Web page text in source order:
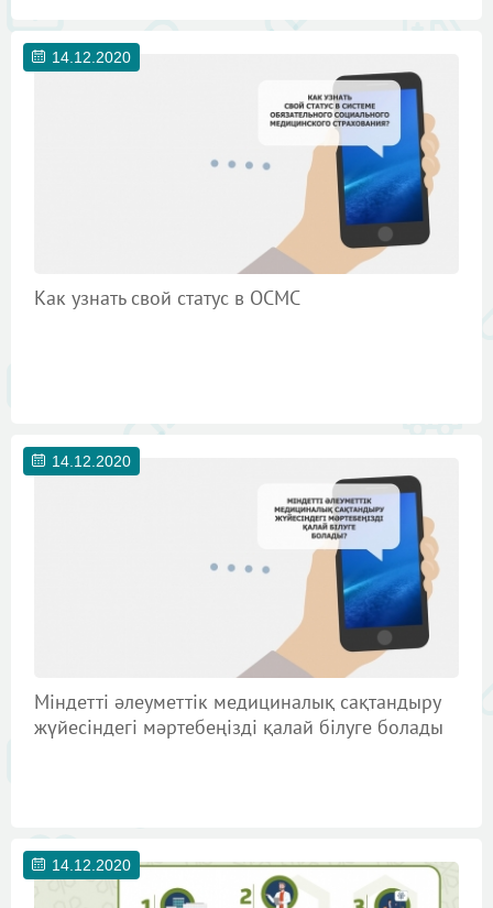
14.12.2020
Как узнать свой статус в ОСМС
14.12.2020
Міндетті әлеуметтік медициналық сақтандыру
жүйесіндегі мәртебеңізді қалай білуге болады
14.12.2020